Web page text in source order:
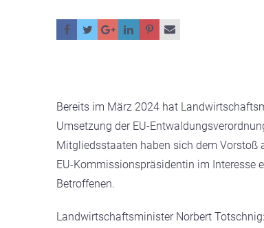
Bereits im März 2024 hat
Umsetzung der EU-
Mitgliedsstaaten haben sich dem Vorstoß
EU-Kommissionspräsidentin im Interesse
Betroffenen.
Landwirtschaftsminister Norbert